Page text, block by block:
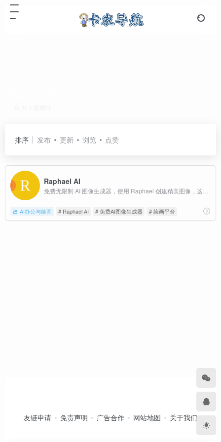
排序 发布 更新 浏览 点赞
Raphael AI
AI办公与绘画 # Raphael AI # 免费AI图像生成器 # 绘画平台
友链申请 免责声明 广告合作 网站地图 关于我们